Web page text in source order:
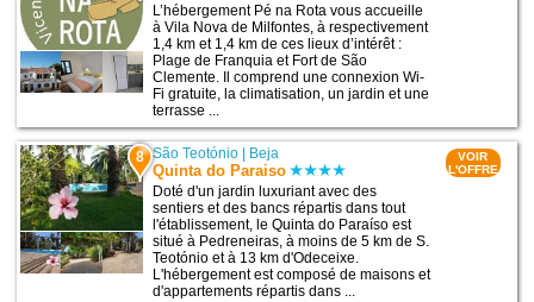
L’hébergement Pé na Rota vous accueille
à Vila Nova de Milfontes, à respectivement
1,4 km et 1,4 km de ces lieux d’intérêt :
Plage de Franquia et Fort de São
Clemente. Il comprend une connexion Wi-
Fi gratuite, la climatisation, un jardin et une
terrasse ...
8 São Teotónio Beja
Quinta do Paraiso
Doté d'un jardin luxuriant avec des
sentiers et des bancs répartis dans tout
l'établissement, le Quinta do Paraíso est
situé à Pedreneiras, à moins de 5 km de S.
Teotónio et à 13 km d'Odeceixe.
L'hébergement est composé de maisons et
d'appartements répartis dans ...
VOIR
L'OFFRE